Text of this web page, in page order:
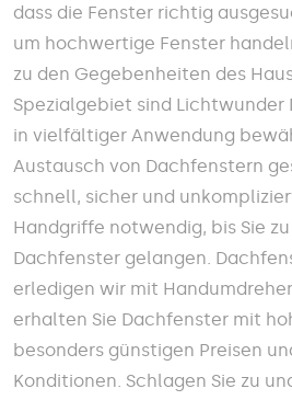
dass die Fenster richtig
um hochwertige Fenster
zu den Gegebenheiten des
Spezialgebiet sind Lichtwunder
in vielfältiger Anwendung
Austausch von Dachfenstern
schnell, sicher und
Handgriffe notwendig, bis Sie
Dachfenster gelangen.
erledigen wir mit
erhalten Sie Dachfenster mit
besonders günstigen Preisen
Konditionen. Schlagen Sie zu